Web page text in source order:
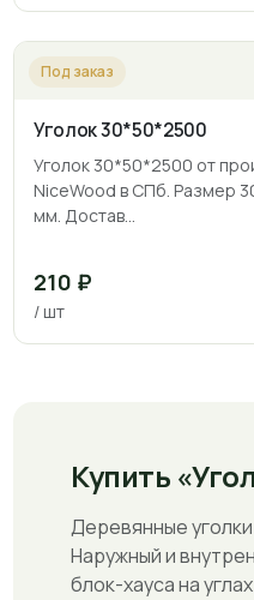
Под заказ
Уголок 30*50*2500
Уголок 30*50*2500 от
NiceWood в СПб. Размер
мм. Достав…
210 ₽
/ шт
Купить
Деревянные
Наружный и
блок-хауса на